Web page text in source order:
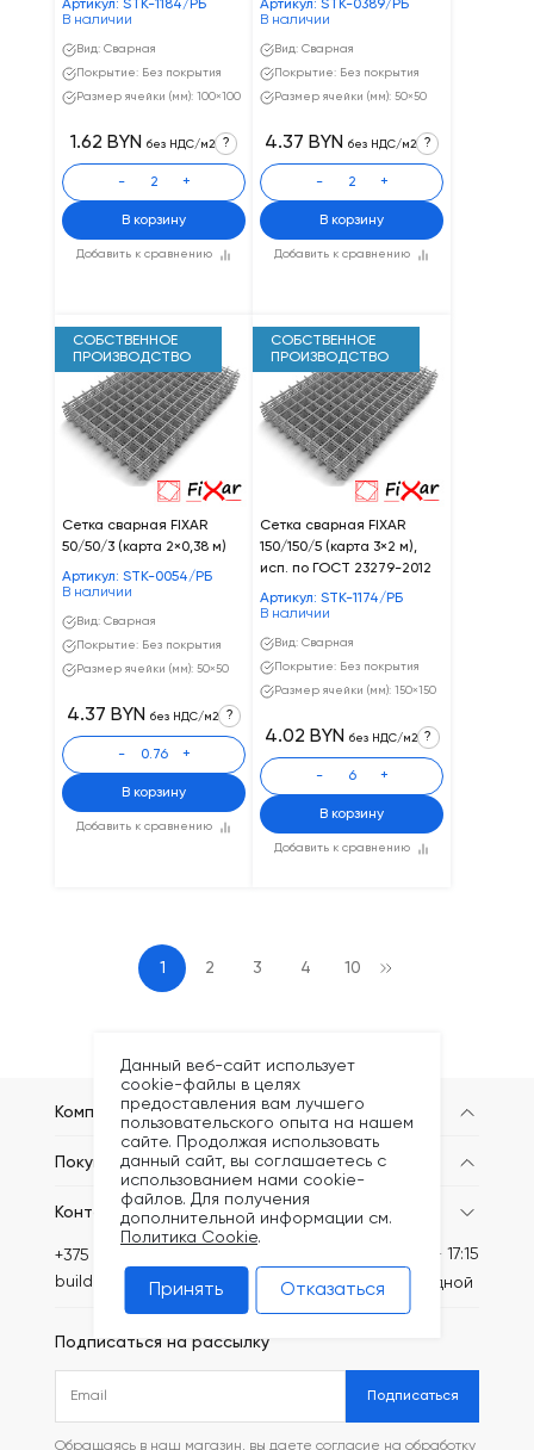
Артикул: STK-1184/РБ
В наличии
Вид: Сварная
Покрытие: Без покрытия
Размер ячейки (мм): 100×100
Добавить к сравнению
1.62 BYN без НДС/м2 ?
- +
В корзину
Артикул: STK-0389/РБ
В наличии
Вид: Сварная
Покрытие: Без покрытия
Размер ячейки (мм): 50×50
Добавить к сравнению
4.37 BYN без НДС/м2 ?
- +
В корзину
СОБСТВЕННОЕ
ПРОИЗВОДСТВО
Сетка сварная FIXAR
50/50/3 (карта 2×0,38 м)
Артикул: STK-0054/РБ
В наличии
Вид: Сварная
Покрытие: Без покрытия
Размер ячейки (мм): 50×50
Добавить к сравнению
4.37 BYN без НДС/м2 ?
- +
В корзину
СОБСТВЕННОЕ
ПРОИЗВОДСТВО
Сетка сварная FIXAR
150/150/5 (карта 3×2 м),
исп. по ГОСТ 23279-2012
Артикул: STK-1174/РБ
В наличии
Вид: Сварная
Покрытие: Без покрытия
Размер ячейки (мм): 150×150
Добавить к сравнению
4.02 BYN без НДС/м2 ?
- +
В корзину
1 2 3 4 10
Компания
Покупателям
Контакты
+375 (44) 749-20-73
build@kronex-company.by
Пн-Пт: 8:30 - 17:15
Сб-вс: выходной
Подписаться на рассылку
Подписаться
Обращаясь в наш магазин, вы даете согласие на обработку
Данный веб-сайт использует
cookie-файлы в целях
предоставления вам лучшего
пользовательского опыта на нашем
сайте. Продолжая использовать
данный сайт, вы соглашаетесь с
использованием нами cookie-
файлов. Для получения
дополнительной информации см.
Политика Cookie.
Принять Отказаться